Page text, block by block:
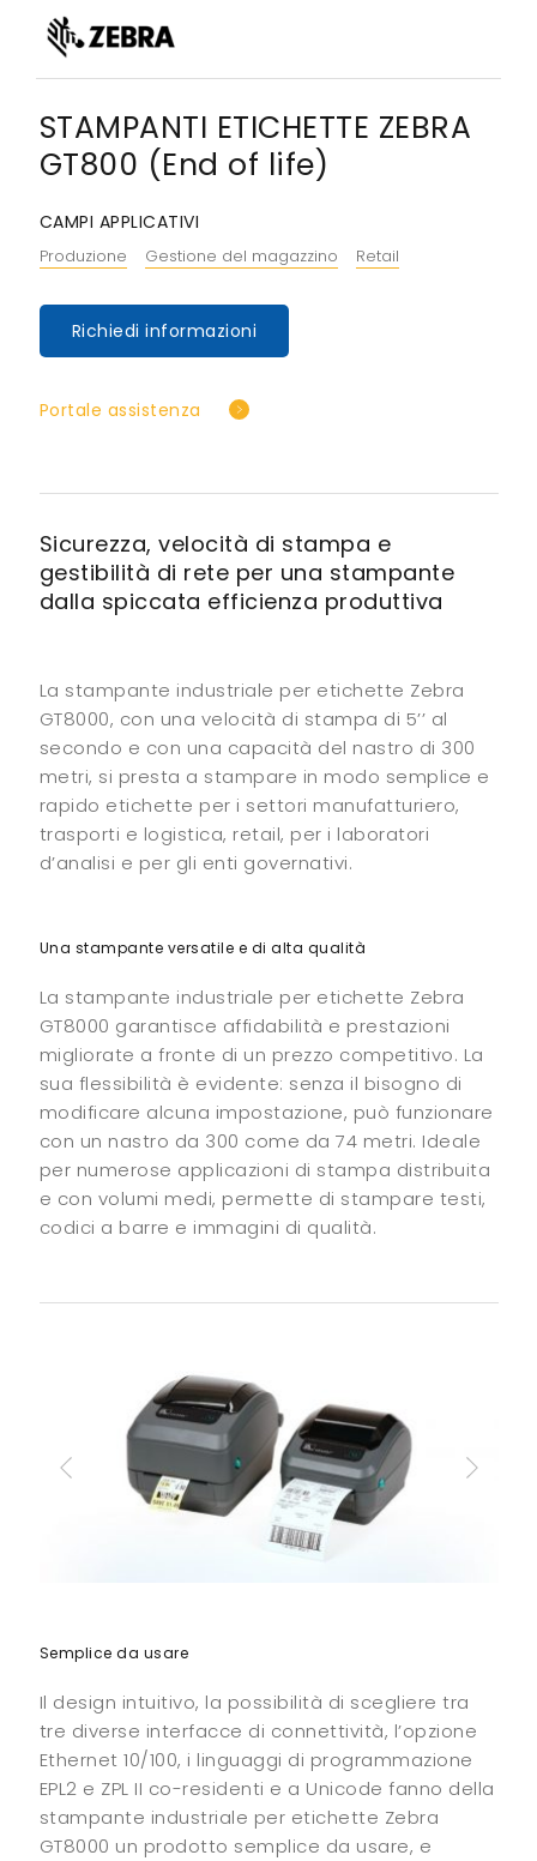
STAMPANTI ETICHETTE ZEBRA
GT800 (End of life)
CAMPI APPLICATIVI
Produzione Gestione del magazzino Retail
Richiedi informazioni
Portale assistenza
Sicurezza, velocità di stampa e
gestibilità di rete per una stampante
dalla spiccata efficienza produttiva
La stampante industriale per etichette Zebra
GT8000, con una velocità di stampa di 5’’ al
secondo e con una capacità del nastro di 300
metri, si presta a stampare in modo semplice e
rapido etichette per i settori manufatturiero,
trasporti e logistica, retail, per i laboratori
d’analisi e per gli enti governativi.
Una stampante versatile e di alta qualità
La stampante industriale per etichette Zebra
GT8000 garantisce affidabilità e prestazioni
migliorate a fronte di un prezzo competitivo. La
sua flessibilità è evidente: senza il bisogno di
modificare alcuna impostazione, può funzionare
con un nastro da 300 come da 74 metri. Ideale
per numerose applicazioni di stampa distribuita
e con volumi medi, permette di stampare testi,
codici a barre e immagini di qualità.
Semplice da usare
Il design intuitivo, la possibilità di scegliere tra
tre diverse interfacce di connettività, l’opzione
Ethernet 10/100, i linguaggi di programmazione
EPL2 e ZPL II co-residenti e a Unicode fanno della
stampante industriale per etichette Zebra
GT8000 un prodotto semplice da usare, e